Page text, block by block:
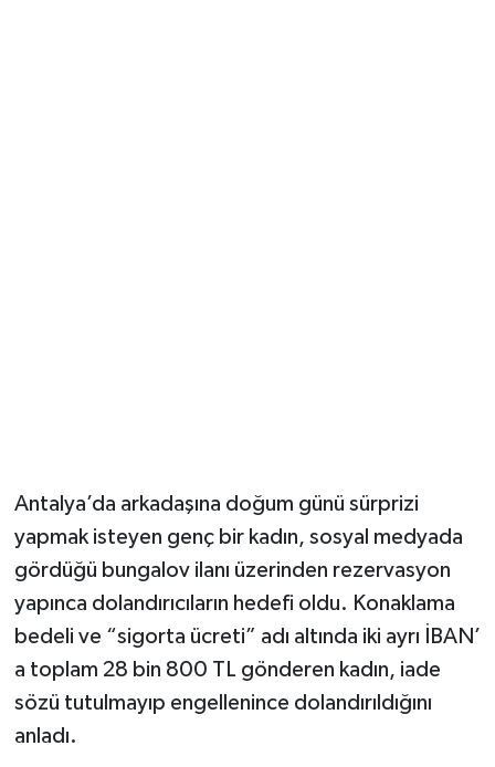
Antalya’da arkadaşına doğum günü sürprizi
yapmak isteyen genç bir kadın, sosyal medyada
gördüğü bungalov ilanı üzerinden rezervasyon
yapınca dolandırıcıların hedefi oldu. Konaklama
bedeli ve “sigorta ücreti” adı altında iki ayrı İBAN’
a toplam 28 bin 800 TL gönderen kadın, iade
sözü tutulmayıp engellenince dolandırıldığını
anladı.